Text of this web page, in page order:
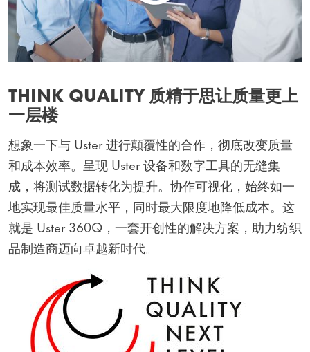
THINK QUALITY 质精于思让质量更上
一层楼
想象一下与 Uster 进行颠覆性的合作，彻底改变质量
和成本效率。呈现 Uster 设备和数字工具的无缝集
成，将测试数据转化为提升。协作可视化，始终如一
地实现最佳质量水平，同时最大限度地降低成本。这
就是 Uster 360Q，一套开创性的解决方案，助力纺织
品制造商迈向卓越新时代。